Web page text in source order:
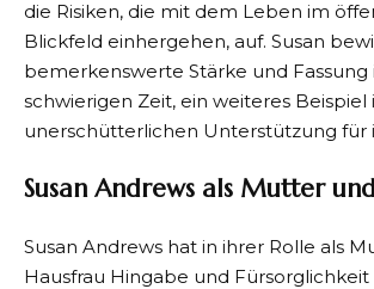
die Risiken, die mit dem Leben im
Blickfeld einhergehen, auf. Susan
bemerkenswerte Stärke und Fassung
schwierigen Zeit, ein weiteres Beispiel
unerschütterlichen Unterstützung für
Susan Andrews als Mutter
Susan Andrews hat in ihrer Rolle als
Hausfrau Hingabe und